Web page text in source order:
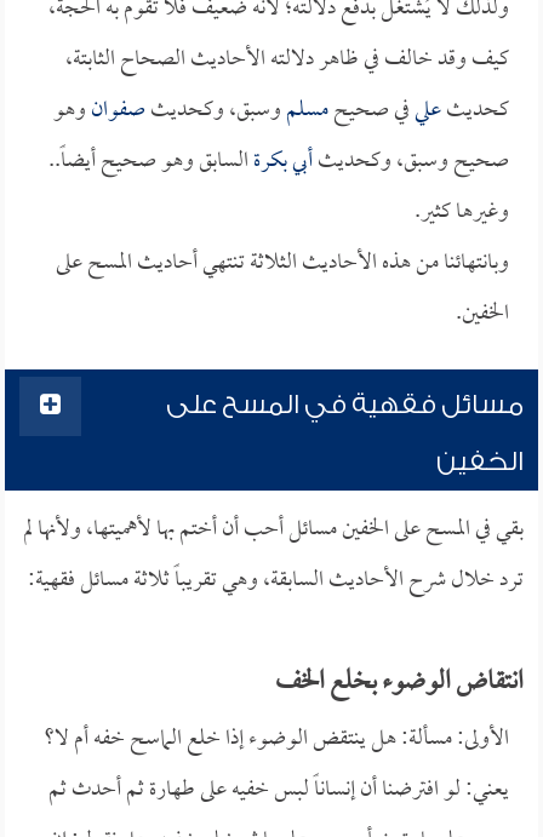
كيف وقد خالف في ظاهر دلالته الأحاديث الصحاح الثابتة،
كحديثعليفي صحيحمسلموسبق، وكحديثصفوانوهو
صحيح وسبق، وكحديثأبي بكرةالسابق وهو صحيح أيضاً..
وغيرها كثير.
وبانتهائنا من هذه الأحاديث الثلاثة تنتهي أحاديث المسح على
الخفين.
مسائل فقهية في المسح على
الخفين
بقي في المسح على الخفين مسائل أحب أن أختم بها لأهميتها، ولأنها لم
ترد خلال شرح الأحاديث السابقة، وهي تقريباً ثلاثة مسائل فقهية:
انتقاض الوضوء بخلع الخف
الأولى: مسألة: هل ينتقض الوضوء إذا خلع الماسح خفه أم لا؟
يعني: لو افترضنا أن إنساناً لبس خفيه على طهارة ثم أحدث ثم